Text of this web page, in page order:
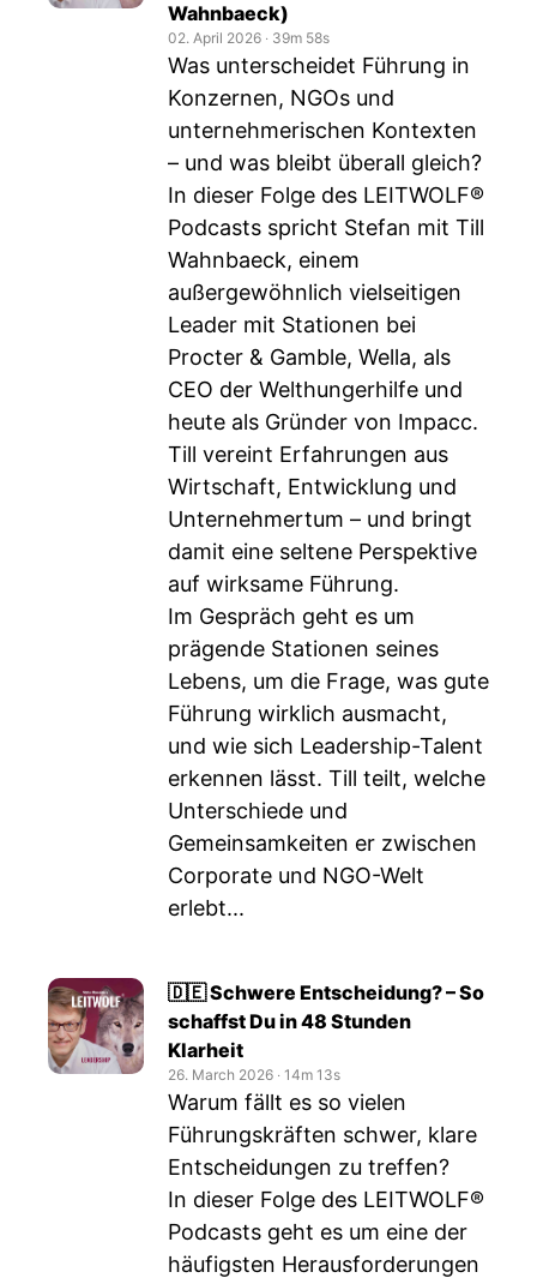
Wahnbaeck)
02. April 2026 ‧ 39m 58s
Was unterscheidet Führung in
Konzernen, NGOs und
unternehmerischen Kontexten
– und was bleibt überall gleich?
In dieser Folge des LEITWOLF®
Podcasts spricht Stefan mit Till
Wahnbaeck, einem
außergewöhnlich vielseitigen
Leader mit Stationen bei
Procter & Gamble, Wella, als
CEO der Welthungerhilfe und
heute als Gründer von Impacc.
Till vereint Erfahrungen aus
Wirtschaft, Entwicklung und
Unternehmertum – und bringt
damit eine seltene Perspektive
auf wirksame Führung.
Im Gespräch geht es um
prägende Stationen seines
Lebens, um die Frage, was gute
Führung wirklich ausmacht,
und wie sich Leadership-Talent
erkennen lässt. Till teilt, welche
Unterschiede und
Gemeinsamkeiten er zwischen
Corporate und NGO-Welt
erlebt...
🇩🇪 Schwere Entscheidung? – So
schaffst Du in 48 Stunden
Klarheit
26. March 2026 ‧ 14m 13s
Warum fällt es so vielen
Führungskräften schwer, klare
Entscheidungen zu treffen?
In dieser Folge des LEITWOLF®
Podcasts geht es um eine der
häufigsten Herausforderungen